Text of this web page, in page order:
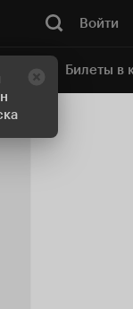
Войти
Билеты в